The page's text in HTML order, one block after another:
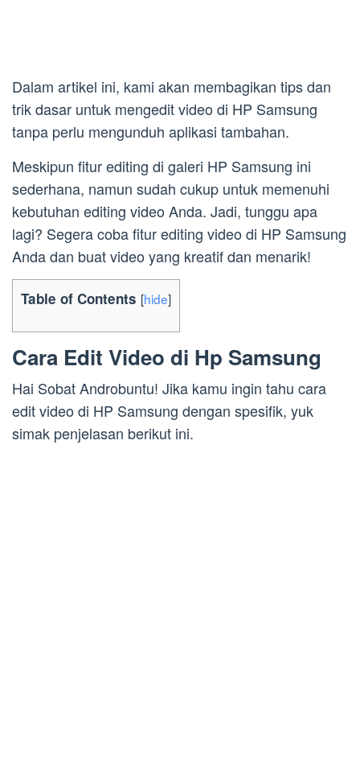
Dalam artikel ini, kami akan membagikan tips dan
trik dasar untuk mengedit video di HP Samsung
tanpa perlu mengunduh aplikasi tambahan.
Meskipun fitur editing di galeri HP Samsung ini
sederhana, namun sudah cukup untuk memenuhi
kebutuhan editing video Anda. Jadi, tunggu apa
lagi? Segera coba fitur editing video di HP Samsung
Anda dan buat video yang kreatif dan menarik!
Table of Contents [hide]
Cara Edit Video di Hp Samsung
Hai Sobat Androbuntu! Jika kamu ingin tahu cara
edit video di HP Samsung dengan spesifik, yuk
simak penjelasan berikut ini.